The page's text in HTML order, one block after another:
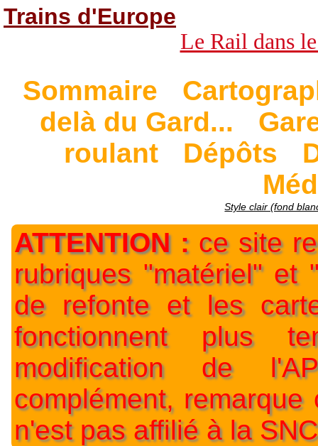
Trains d'Europe
Le Rail dans
Sommaire
delà du Gard...
roulant
Dépôts
Style clair (fond
ATTENTION :ce site
rubriques "matériel" et
de refonte et les
fonctionnent plus
modification de
complément,
n'est pas affilié à la